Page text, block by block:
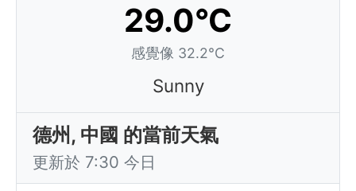
29.0°C
感覺像 32.2°C
Sunny
德州, 中國 的當前天氣
更新於 7:30 今日